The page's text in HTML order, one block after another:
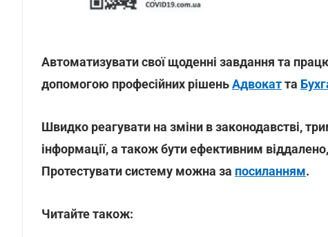
Автоматизувати свої щоденні завдання та
допомогою професійних рішеньАдвокатта
Швидко реагувати на зміни в законодавстві,
інформації, а також бути ефективним
Протестувати систему можна за посиланням.
Читайте також: